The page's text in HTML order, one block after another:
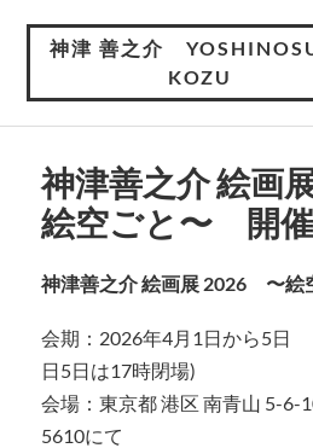
神津 善之介
KOZU
神津善之介 絵画
絵空ごと〜 開催
神津善之介 絵画展 2026 〜絵
会期：2026年4月1日から5日
日5日は17時閉場)
会場：東京都 港区 南青山 5-6-
5610にて